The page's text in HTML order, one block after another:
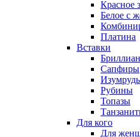
Красное
Белое с
Платина
Вставки
Сапфиры
Рубины
Топазы
Для кого
Для